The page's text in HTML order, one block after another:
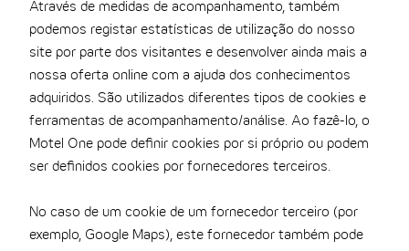
Através de medidas de acompanhamento, também
podemos registar estatísticas de utilização do nosso
site por parte dos visitantes e desenvolver ainda mais a
nossa oferta online com a ajuda dos conhecimentos
adquiridos. São utilizados diferentes tipos de cookies e
ferramentas de acompanhamento/análise. Ao fazê-lo, o
Motel One pode definir cookies por si próprio ou podem
ser definidos cookies por fornecedores terceiros.
No caso de um cookie de um fornecedor terceiro (por
exemplo, Google Maps), este fornecedor também pode